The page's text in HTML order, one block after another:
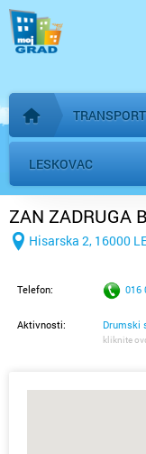
Početna stranica
LESKOVAC
ZAN ZADRUGA
Hisarska 2, 16000
Telefon: 016
Aktivnosti: Drumski
kliknite